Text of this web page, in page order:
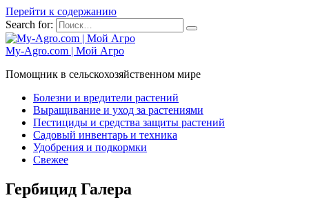
Перейти к содержанию
Search for:
My-Agro.com | Мой Агро
Помощник в сельскохозяйственном мире
Болезни и вредители растений
Выращивание и уход за растениями
Пестициды и средства защиты растений
Садовый инвентарь и техника
Удобрения и подкормки
Свежее
Гербицид Галера